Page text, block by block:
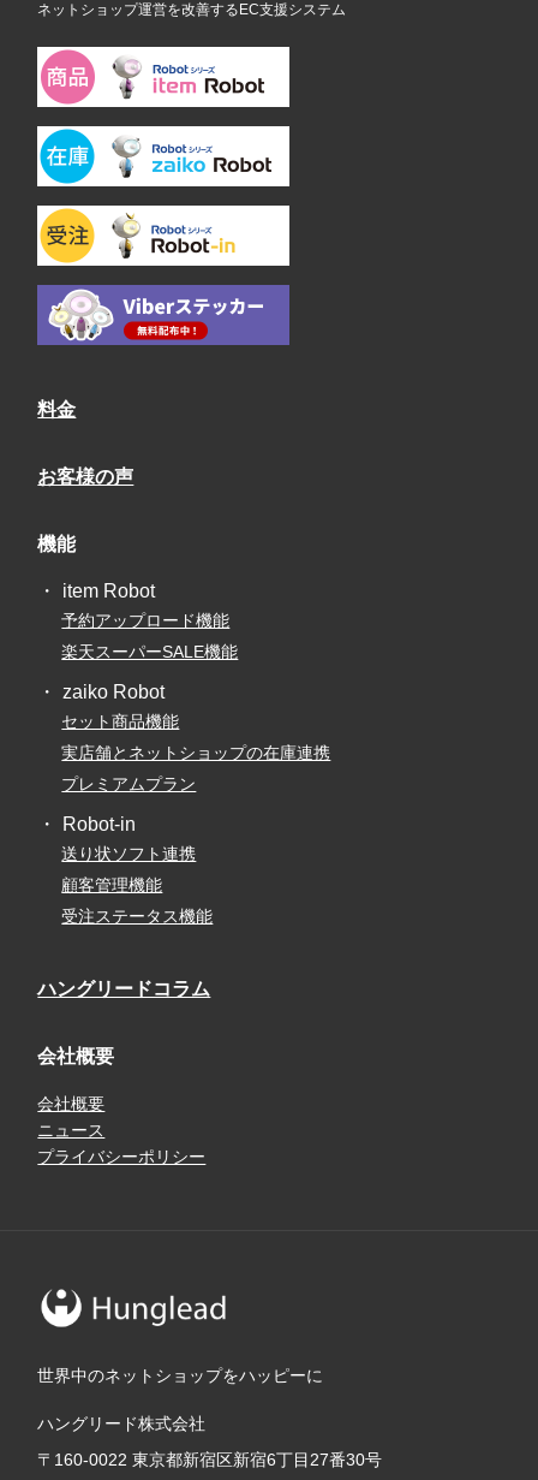
ネットショップ運営を改善するEC支援システム
料金
お客様の声
機能
item Robot
予約アップロード機能
楽天スーパーSALE機能
zaiko Robot
セット商品機能
実店舗とネットショップの在庫連携
プレミアムプラン
Robot-in
送り状ソフト連携
顧客管理機能
受注ステータス機能
ハングリードコラム
会社概要
会社概要
ニュース
プライバシーポリシー
世界中のネットショップをハッピーに
ハングリード株式会社
〒160-0022 東京都新宿区新宿6丁目27番30号